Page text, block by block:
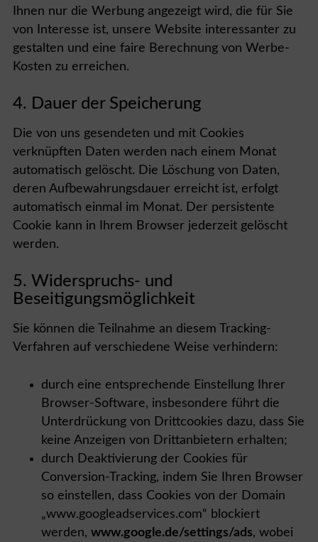
Ihnen nur die Werbung angezeigt wird, die für Sie
von Interesse ist, unsere Website interessanter zu
gestalten und eine faire Berechnung von Werbe-
Kosten zu erreichen.
4. Dauer der Speicherung
Die von uns gesendeten und mit Cookies
verknüpften Daten werden nach einem Monat
automatisch gelöscht. Die Löschung von Daten,
deren Aufbewahrungsdauer erreicht ist, erfolgt
automatisch einmal im Monat. Der persistente
Cookie kann in Ihrem Browser jederzeit gelöscht
werden.
5. Widerspruchs- und
Beseitigungsmöglichkeit
Sie können die Teilnahme an diesem Tracking-
Verfahren auf verschiedene Weise verhindern:
durch eine entsprechende Einstellung Ihrer
Browser-Software, insbesondere führt die
Unterdrückung von Drittcookies dazu, dass Sie
keine Anzeigen von Drittanbietern erhalten;
durch Deaktivierung der Cookies für
Conversion-Tracking, indem Sie Ihren Browser
so einstellen, dass Cookies von der Domain
„www.googleadservices.com“ blockiert
werden, www.google.de/settings/ads, wobei